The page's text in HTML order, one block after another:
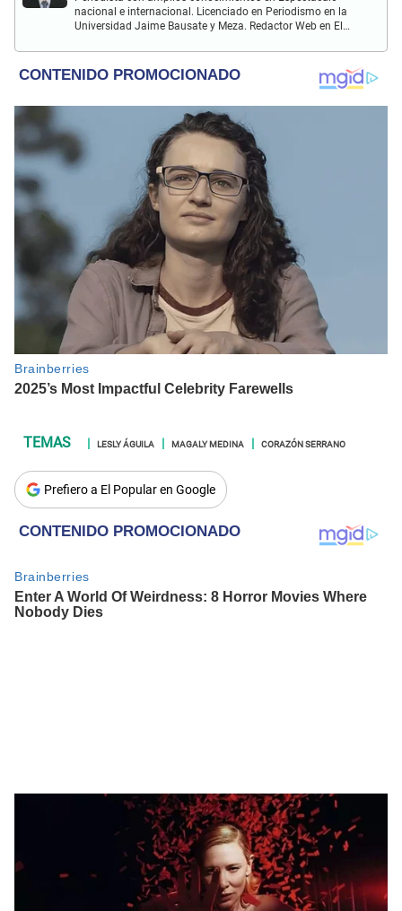
nacional e internacional. Licenciado en Periodismo en la
Universidad Jaime Bausate y Meza. Redactor Web en El
películas, series, videojuegos y espectáculo.
LESLY ÁGUILA MAGALY MEDINA CORAZÓN SERRANO
Prefiero a El Popular en Google